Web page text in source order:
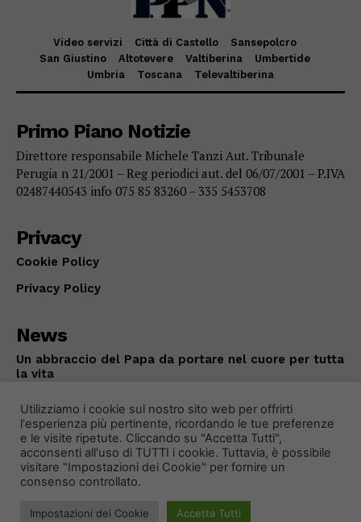
Video servizi Città di Castello
Sansepolcro
San Giustino
Altotevere Valtiberina
Umbertide
Umbria
Toscana Televaltiberina
Primo Piano Notizie
Direttore responsabile Michele Tanzi Aut. Tribunale
Perugia n 21/2001 – Reg periodici aut. del 06/07/2001 – P.IVA
02487440543 info 075 85 83260 – 335 5453708
Privacy
Cookie Policy
Privacy Policy
News
Un abbraccio del Papa da portare nel cuore per tutta
la vita
Utilizziamo i cookie sul nostro sito web per offrirti
l'esperienza più pertinente, ricordando le tue preferenze
e le visite ripetute. Cliccando su "Accetta Tutti",
acconsenti all'uso di TUTTI i cookie. Tuttavia, è possibile
visitare "Impostazioni dei Cookie" per fornire un
consenso controllato.
Impostazioni dei Cookie Accetta Tutti